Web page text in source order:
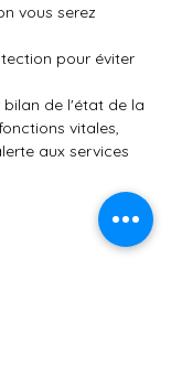
vous serez
pour éviter
de l'état de la
vitales,
aux services